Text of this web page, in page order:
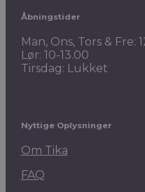
Åbningstider
Man, Ons, Tors & Fre:
Lør: 10-13.00
Tirsdag: Lukket
Nyttige Oplysninger
Om Tika
FAQ